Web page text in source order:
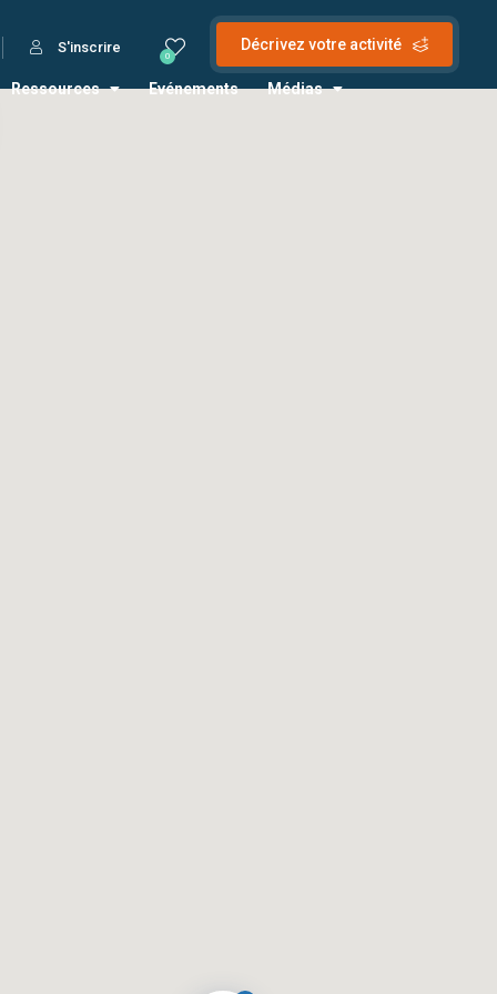
Décrivez votre activité
0
S'inscrire
Ressources Evénements Médias